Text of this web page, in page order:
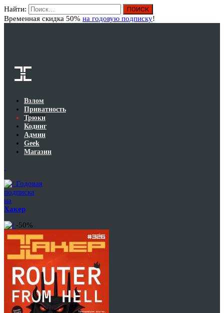
Найти:
Временная скидка 50% на годовую подписку!
Взлом
Приватность
Трюки
Кодинг
Админ
Geek
Магазин
Годовая
подписка
на
Хакер
-50%